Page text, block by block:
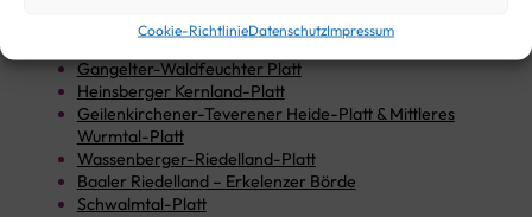
Cookie-RichtlinieDatenschutzImpressum
Gangelter-Waldfeuchter Platt
Heinsberger Kernland-Platt
Geilenkirchener-Teverener Heide-Platt & Mittleres
Wurmtal-Platt
Wassenberger-Riedelland-Platt
Baaler Riedelland – Erkelenzer Börde
Schwalmtal-Platt